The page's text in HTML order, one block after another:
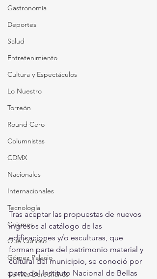
Gastronomía
Deportes
Salud
Entretenimiento
Cultura y Espectáculos
Lo Nuestro
Torreón
Round Cero
Columnistas
CDMX
Nacionales
Internacionales
Tecnología
Chismes
Qué Curioso
Gómez Palacio
Comics Derechairos
Tras aceptar las propuestas de nuevos
ingresos al catálogo de las
edificaciones y/o esculturas, que
forman parte del patrimonio material y
cultural del municipio, se conoció por
parte del Instituto Nacional de Bellas